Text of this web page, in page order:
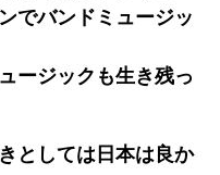
でバンドミュージッ
ージックも生き残っ
としては日本は良か